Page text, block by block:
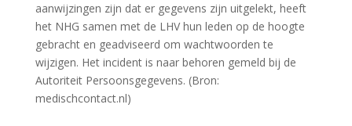
aanwijzingen zijn dat er gegevens zijn uitgelekt, heeft
het NHG samen met de LHV hun leden op de hoogte
gebracht en geadviseerd om wachtwoorden te
wijzigen. Het incident is naar behoren gemeld bij de
Autoriteit Persoonsgegevens. (Bron:
medischcontact.nl)